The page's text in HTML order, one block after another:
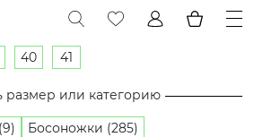
40 41
размер или категорию
Босоножки (285)